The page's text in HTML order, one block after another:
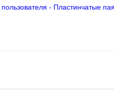
пользователя - Пластинчатые